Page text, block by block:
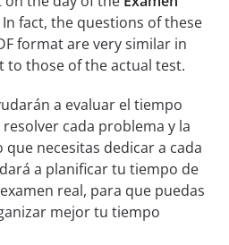
In fact, the questions of these
format are very similar in
those of the actual test.
a evaluar el tiempo
cada problema y la
necesitas dedicar a cada
a planificar tu tiempo de
real, para que puedas
mejor tu tiempo